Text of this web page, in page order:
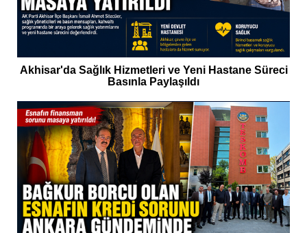
Akhisar'da Sağlık Hizmetleri ve Yeni Hastane Süreci
Basınla Paylaşıldı